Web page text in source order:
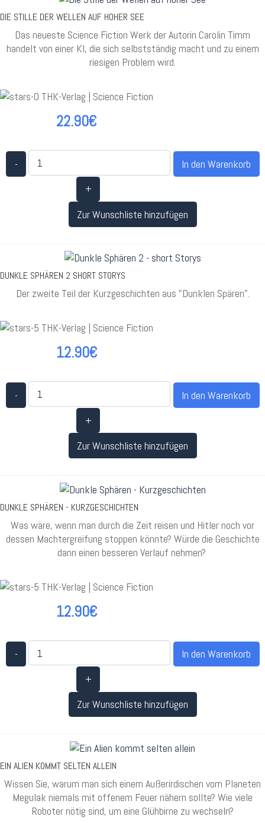
DIE STILLE DER WELLEN AUF HOHER SEE
Das neueste Science Fiction Werk der Autorin Carolin Timm
handelt von einer KI, die sich selbstständig macht und zu einem
riesigen Problem wird.
22.90€
-
+
Zur Wunschliste hinzufügen
DUNKLE SPHÄREN 2 SHORT STORYS
Der zweite Teil der Kurzgeschichten aus "Dunklen Spären".
12.90€
-
+
Zur Wunschliste hinzufügen
DUNKLE SPHÄREN - KURZGESCHICHTEN
Was wäre, wenn man durch die Zeit reisen und Hitler noch vor
dessen Machtergreifung stoppen könnte? Würde die Geschichte
dann einen besseren Verlauf nehmen?
12.90€
-
+
Zur Wunschliste hinzufügen
EIN ALIEN KOMMT SELTEN ALLEIN
Wissen Sie, warum man sich einem Außerirdischen vom Planeten
Megulak niemals mit offenem Feuer nähern sollte? Wie viele
Roboter nötig sind, um eine Glühbirne zu wechseln?